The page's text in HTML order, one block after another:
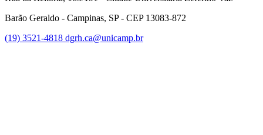
Barão Geraldo - Campinas, SP - CEP 13083-872
(19) 3521-4818 dgrh.ca@unicamp.br